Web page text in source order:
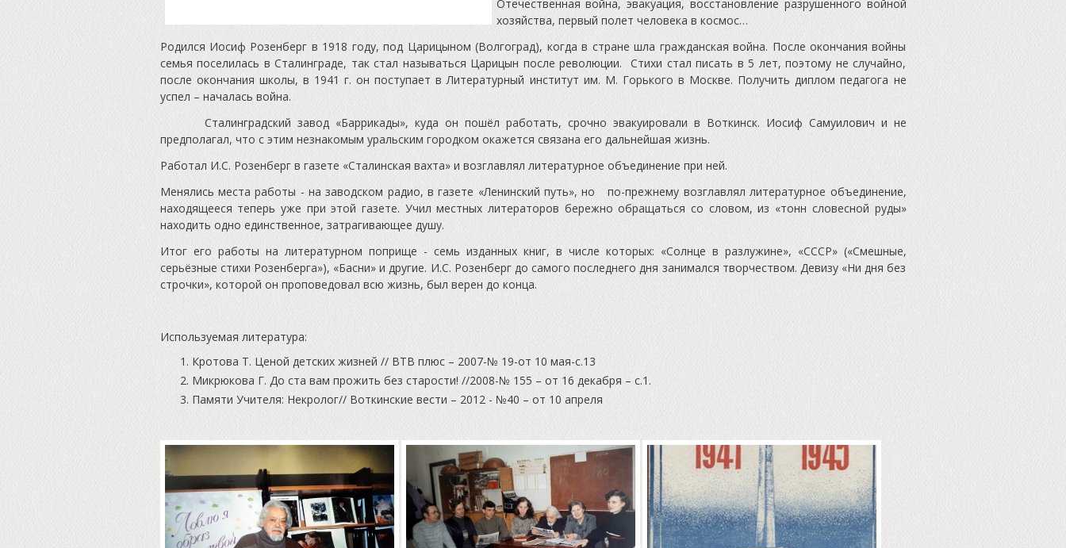
Отечественная война, эвакуация, восстановление разрушенного войной
хозяйства, первый полет человека в космос…
Родился Иосиф Розенберг в 1918 году, под Царицыном (Волгоград), когда в стране шла гражданская война. После окончания войны
семья поселилась в Сталинграде, так стал называться Царицын после революции. Стихи стал писать в 5 лет, поэтому не случайно,
после окончания школы, в 1941 г. он поступает в Литературный институт им. М. Горького в Москве. Получить диплом педагога не
успел – началась война.
Сталинградский завод «Баррикады», куда он пошёл работать, срочно эвакуировали в Воткинск. Иосиф Самуилович и не
предполагал, что с этим незнакомым уральским городком окажется связана его дальнейшая жизнь.
Работал И.С. Розенберг в газете «Сталинская вахта» и возглавлял литературное объединение при ней.
Менялись места работы - на заводском радио, в газете «Ленинский путь», но по-прежнему возглавлял литературное объединение,
находящееся теперь уже при этой газете. Учил местных литераторов бережно обращаться со словом, из «тонн словесной руды»
находить одно единственное, затрагивающее душу.
Итог его работы на литературном поприще - семь изданных книг, в числе которых: «Солнце в разлужине», «СССР» («Смешные,
серьёзные стихи Розенберга»), «Басни» и другие. И.С. Розенберг до самого последнего дня занимался творчеством. Девизу «Ни дня без
строчки», которой он проповедовал всю жизнь, был верен до конца.
Используемая литература:
Кротова Т. Ценой детских жизней // ВТВ плюс – 2007-№ 19-от 10 мая-с.13
Микрюкова Г. До ста вам прожить без старости! //2008-№ 155 – от 16 декабря – с.1.
Памяти Учителя: Некролог// Воткинские вести – 2012 - №40 – от 10 апреля